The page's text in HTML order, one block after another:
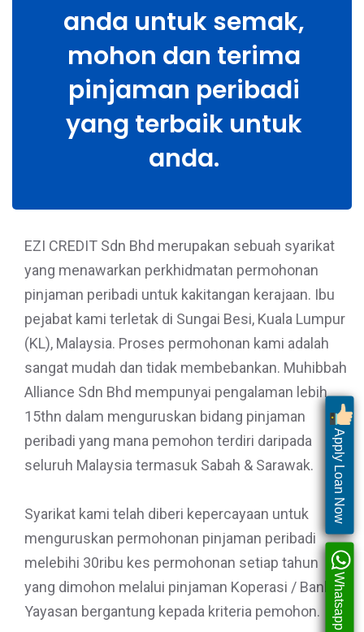
anda untuk semak,
mohon dan terima
pinjaman peribadi
yang terbaik untuk
anda.
EZI CREDIT Sdn Bhd merupakan sebuah syarikat
yang menawarkan perkhidmatan permohonan
pinjaman peribadi untuk kakitangan kerajaan. Ibu
pejabat kami terletak di Sungai Besi, Kuala Lumpur
(KL), Malaysia. Proses permohonan kami adalah
sangat mudah dan tidak membebankan. Muhibbah
Alliance Sdn Bhd mempunyai pengalaman lebih
15thn dalam menguruskan bidang pinjaman
peribadi yang mana pemohon terdiri daripada
seluruh Malaysia termasuk Sabah & Sarawak.
Syarikat kami telah diberi kepercayaan untuk
menguruskan permohonan pinjaman peribadi
melebihi 30ribu kes permohonan setiap tahun
yang dimohon melalui pinjaman Koperasi / Bank /
Yayasan bergantung kepada kriteria pemohon.
Apply Loan Now
Whatsapp Us